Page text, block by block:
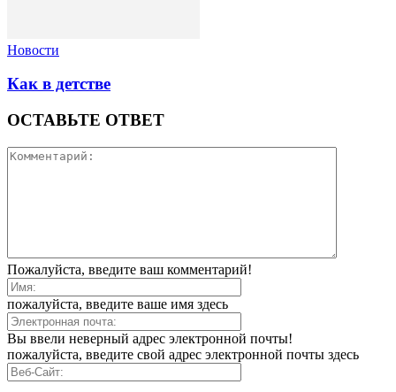
Новости
Как в детстве
ОСТАВЬТЕ ОТВЕТ
Пожалуйста, введите ваш комментарий!
пожалуйста, введите ваше имя здесь
Вы ввели неверный адрес электронной почты!
пожалуйста, введите свой адрес электронной почты здесь